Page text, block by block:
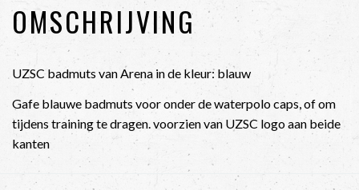
OMSCHRIJVING
UZSC badmuts van Arena in de kleur: blauw
Gafe blauwe badmuts voor onder de waterpolo caps, of om
tijdens training te dragen. voorzien van UZSC logo aan beide
kanten